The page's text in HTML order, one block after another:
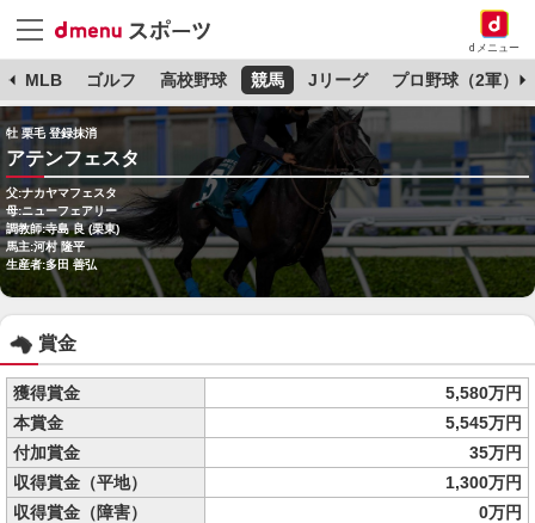
dメニュー
MLB ゴルフ 高校野球 競馬 Jリーグ プロ野球（2軍）
牡 栗毛 登録抹消
アテンフェスタ
父:ナカヤマフェスタ
母:ニューフェアリー
調教師:寺島 良 (栗東)
馬主:河村 隆平
生産者:多田 善弘
賞金
獲得賞金
5,580万円
本賞金
5,545万円
付加賞金
35万円
収得賞金（平地）
1,300万円
収得賞金（障害）
0万円